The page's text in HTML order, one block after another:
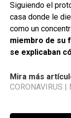
Siguiendo el
casa donde le
como un
miembro de su
se explicaban
Mira más
CORONAVIRUS